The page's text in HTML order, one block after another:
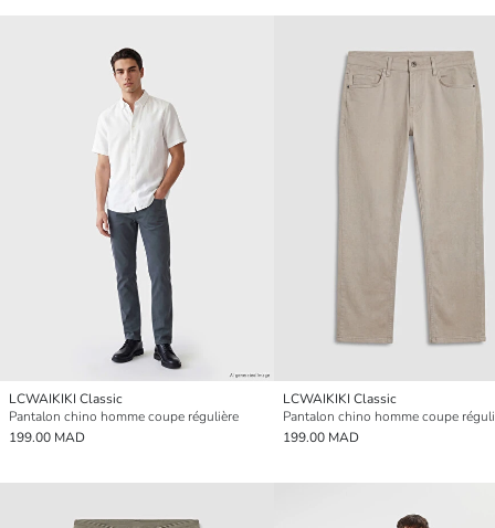
LCWAIKIKI Classic
Pantalon chino homme coupe régulière
199.00 MAD
LCWAIKIKI Classic
Pantalon chino homme coupe
199.00 MAD